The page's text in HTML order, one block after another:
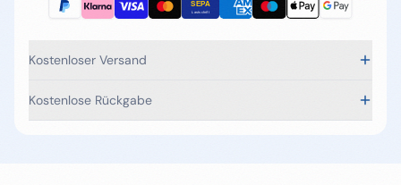
Kostenloser Versand
Kostenlose Rückgabe